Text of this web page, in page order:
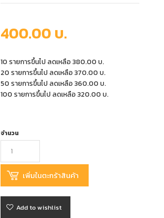
400.00 บ.
10 รายการขึ้นไป ลดเหลือ 380.00 บ.
20 รายการขึ้นไป ลดเหลือ 370.00 บ.
50 รายการขึ้นไป ลดเหลือ 360.00 บ.
100 รายการขึ้นไป ลดเหลือ 320.00 บ.
จำนวน
Add to wishlist